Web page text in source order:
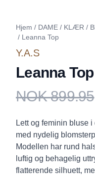
Hjem / DAME / KLÆR /
/ Leanna Top
Y.A.S
Leanna Top
Produktdetaljer
NOK 899.95
Description
Lett og feminin bluse
med nydelig
Modellen har rund
luftig og behagelig
flatterende silhuett,